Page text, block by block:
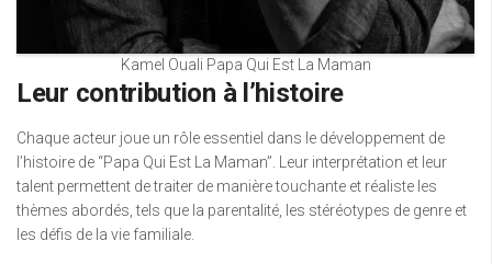
Kamel Ouali Papa Qui Est La Maman
Leur contribution à l’histoire
Chaque acteur joue un rôle essentiel dans le développement de
l’histoire de “Papa Qui Est La Maman”. Leur interprétation et leur
talent permettent de traiter de manière touchante et réaliste les
thèmes abordés, tels que la parentalité, les stéréotypes de genre et
les défis de la vie familiale.